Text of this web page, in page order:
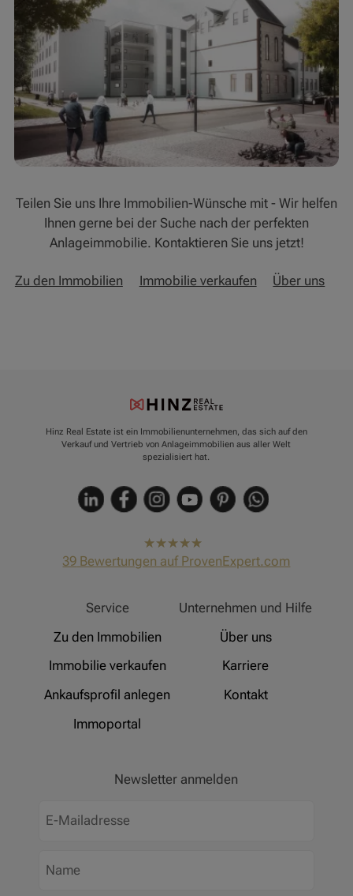
Teilen Sie uns Ihre Immobilien-Wünsche mit - Wir helfen
Ihnen gerne bei der Suche nach der perfekten
Anlageimmobilie. Kontaktieren Sie uns jetzt!
Zu den Immobilien Immobilie verkaufen Über uns
Hinz Real Estate ist ein Immobilienunternehmen, das sich auf den
Verkauf und Vertrieb von Anlageimmobilien aus aller Welt
spezialisiert hat.
hat4,91
von5
39 Bewertungen auf ProvenExpert.com
Service
Zu den Immobilien
Immobilie verkaufen
Ankaufsprofil anlegen
Immoportal
Unternehmen und Hilfe
Über uns
Karriere
Kontakt
Newsletter anmelden